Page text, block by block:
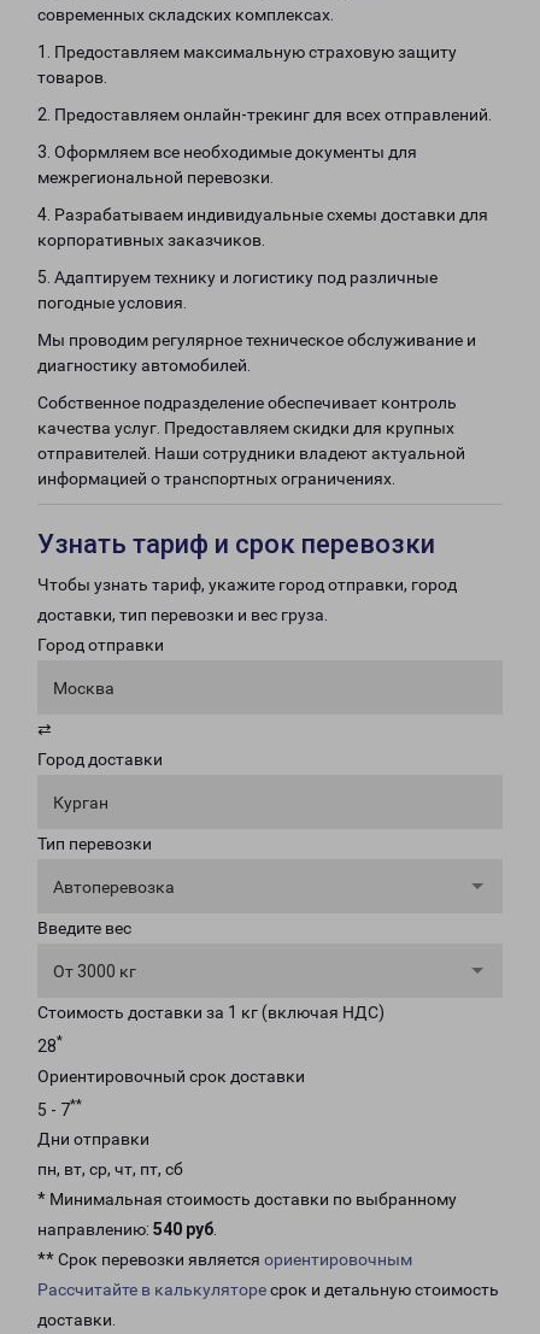
современных складских комплексах.
1. Предоставляем максимальную страховую защиту
товаров.
2. Предоставляем онлайн-трекинг для всех отправлений.
3. Оформляем все необходимые документы для
межрегиональной перевозки.
4. Разрабатываем индивидуальные схемы доставки для
корпоративных заказчиков.
5. Адаптируем технику и логистику под различные
погодные условия.
Мы проводим регулярное техническое обслуживание и
диагностику автомобилей.
Собственное подразделение обеспечивает контроль
качества услуг. Предоставляем скидки для крупных
отправителей. Наши сотрудники владеют актуальной
информацией о транспортных ограничениях.
Узнать тариф и срок перевозки
Чтобы узнать тариф, укажите город отправки, город
доставки, тип перевозки и вес груза.
Город отправки
Москва
⇄
Город доставки
Курган
Тип перевозки
Автоперевозка
Введите вес
От 3000 кг
Стоимость доставки за 1 кг (включая НДС)
28*
Ориентировочный срок доставки
5 - 7**
Дни отправки
пн, вт, ср, чт, пт, сб
* Минимальная стоимость доставки по выбранному
направлению: 540 руб.
** Срок перевозки является ориентировочным
Рассчитайте в калькуляторесрок и детальную стоимость
доставки.